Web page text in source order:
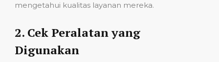
mengetahui kualitas layanan mereka.
2. Cek Peralatan yang
Digunakan